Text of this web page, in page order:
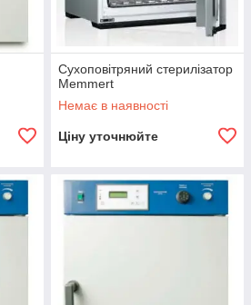
Сухоповітряний стерилізатор
Memmert
Немає в наявності
Ціну уточнюйте